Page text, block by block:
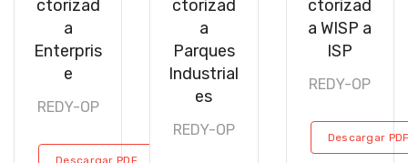
ctorizad
a
Enterpris
e
REDY-OP
Descargar PDF
ctorizad
a
Parques
Industrial
es
REDY-OP
ctorizad
a WISP a
ISP
REDY-OP
Descargar